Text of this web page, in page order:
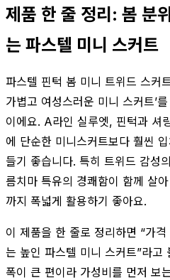
제품 한 줄 정리: 봄 분
는 파스텔 미니 스커트
파스텔 핀턱 봄 미니 트위드 스커
가볍고 여성스러운 미니 스커트’
이에요. A라인 실루엣, 핀턱과 셔
에 단순한 미니스커트보다 훨씬
들기 좋습니다. 특히 트위드 감성
름치마 특유의 경쾌함이 함께 살
까지 폭넓게 활용하기 좋아요.
이 제품을 한 줄로 정리하면 “가
는 높인 파스텔 미니 스커트”라고
폭이 큰 편이라 가성비를 먼저 보